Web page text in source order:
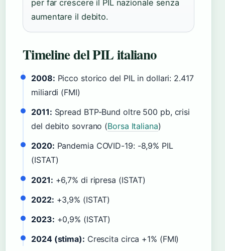
per far crescere il PIL nazionale senza
aumentare il debito.
Timeline del PIL italiano
2008: Picco storico del PIL in dollari: 2.417
miliardi (FMI)
2011: Spread BTP-Bund oltre 500 pb, crisi
del debito sovrano (Borsa Italiana)
2020: Pandemia COVID-19: -8,9% PIL
(ISTAT)
2021: +6,7% di ripresa (ISTAT)
2022: +3,9% (ISTAT)
2023: +0,9% (ISTAT)
2024 (stima): Crescita circa +1% (FMI)